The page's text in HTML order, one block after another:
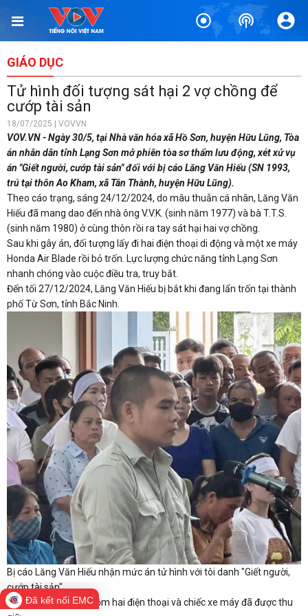
GIÁO DỤC
Tử hình đối tượng sát hại 2 vợ chồng để
cướp tài sản
18/07/2025 | VOVVN
VOV.VN - Ngày 30/5, tại Nhà văn hóa xã Hồ Sơn, huyện Hữu Lũng, Tòa
án nhân dân tỉnh Lạng Sơn mở phiên tòa sơ thẩm lưu động, xét xử vụ
án "Giết người, cướp tài sản" đối với bị cáo Lăng Văn Hiếu (SN 1993,
trú tại thôn Ao Kham, xã Tân Thành, huyện Hữu Lũng).
Theo cáo trạng, sáng 24/12/2024, do mâu thuẫn cá nhân, Lăng Văn
Hiếu đã mang dao đến nhà ông V.V.K. (sinh năm 1977) và bà T.T.S.
(sinh năm 1980) ở cùng thôn rồi ra tay sát hại hai vợ chồng.
Sau khi gây án, đối tượng lấy đi hai điện thoại di động và một xe máy
Honda Air Blade rồi bỏ trốn. Lực lượng chức năng tỉnh Lạng Sơn
nhanh chóng vào cuộc điều tra, truy bắt.
Đến tối 27/12/2024, Lăng Văn Hiếu bị bắt khi đang lẩn trốn tại thành
phố Từ Sơn, tỉnh Bắc Ninh.
Bị cáo Lăng Văn Hiếu nhận mức án tử hình với tôi danh "Giết người,
cướp tài sản"
Tang vật của vụ án gồm hai điện thoại và chiếc xe máy đã được thu
Đã kết nối EMC